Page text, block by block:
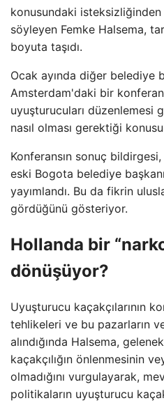
konusundaki isteksizliğinden
söyleyen Femke Halsema,
boyuta taşıdı.
Ocak ayında diğer belediye
Amsterdam'daki bir
uyuşturucuları düzenlemesi
nasıl olması gerektiği
Konferansın sonuç
eski Bogota belediye
yayımlandı. Bu da fikrin
gördüğünü gösteriyor.
Hollanda bir
dönüşüyor?
Uyuşturucu kaçakçılarının
tehlikeleri ve bu pazarların
alındığında Halsema,
kaçakçılığın önlenmesinin
olmadığını vurgulayarak,
politikaların uyuşturucu